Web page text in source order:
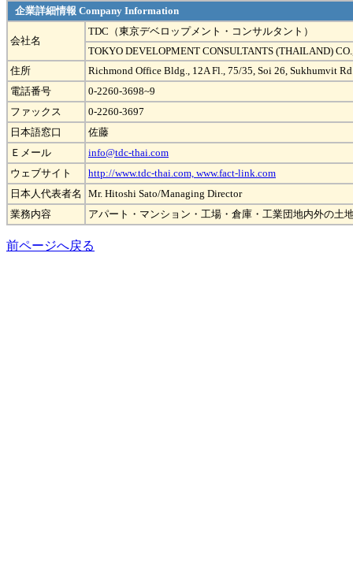
企業詳細情報 Company Information
会社名
TDC（東京デベロップメント・コンサルタント）
TOKYO DEVELOPMENT CONSULTANTS (THAILAND)
住所
Richmond Office Bldg., 12A Fl., 75/35, Soi 26, Sukhumvit
電話番号
0-2260-3698~9
ファックス
0-2260-3697
日本語窓口
佐藤
Ｅメール
info@tdc-thai.com
ウェブサイト
http://www.tdc-thai.com, www.fact-link.com
日本人代表者名
Mr. Hitoshi Sato/Managing Director
業務内容
アパート・マンション・工場・倉庫・工業団地内外の土
前ページへ戻る